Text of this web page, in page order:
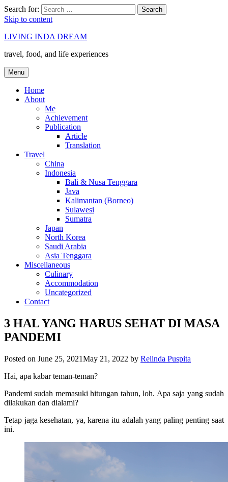
Search for: Search
Skip to content
LIVING INDA DREAM
travel, food, and life experiences
Menu
Home
About
Me
Achievement
Publication
Article
Translation
Travel
China
Indonesia
Bali & Nusa Tenggara
Java
Kalimantan (Borneo)
Sulawesi
Sumatra
Japan
North Korea
Saudi Arabia
Asia Tenggara
Miscellaneous
Culinary
Accommodation
Uncategorized
Contact
3 HAL YANG HARUS SEHAT DI MASA
PANDEMI
Posted on June 25, 2021May 21, 2022 by Relinda Puspita
Hai, apa kabar teman-teman?
Pandemi sudah memasuki hitungan tahun, loh. Apa saja yang sudah
dilakukan dan dialami?
Tetap jaga kesehatan, ya, karena itu adalah yang paling penting saat
ini.